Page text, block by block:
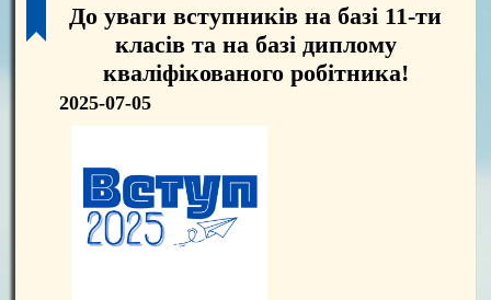
До уваги вступників на базі 11-ти
класів та на базі диплому
кваліфікованого робітника!
2025-07-05